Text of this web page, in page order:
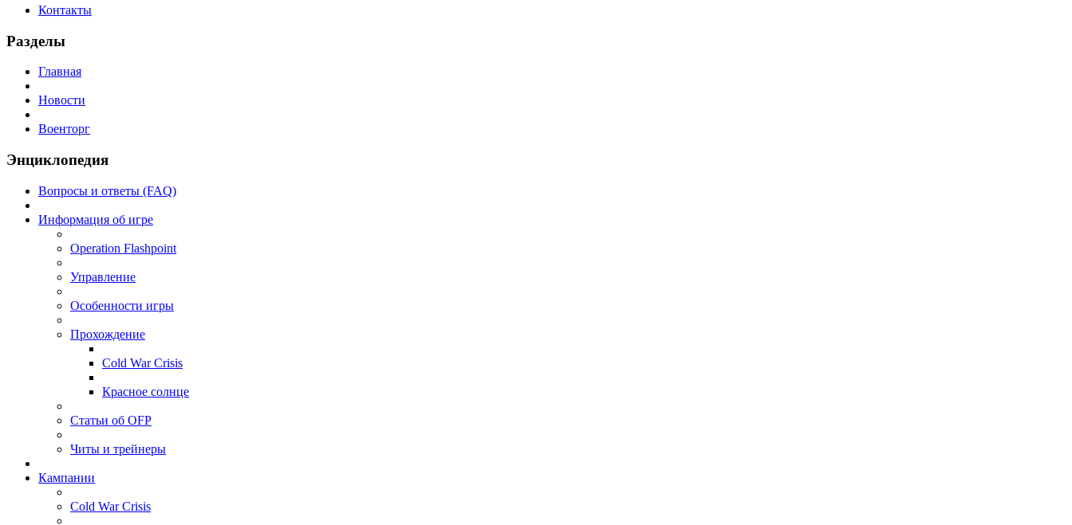
Контакты
Разделы
Главная
Новости
Военторг
Энциклопедия
Вопросы и ответы (FAQ)
Информация об игре
Operation Flashpoint
Управление
Особенности игры
Прохождение
Cold War Crisis
Красное солнце
Статьи об OFP
Читы и трейнеры
Кампании
Cold War Crisis